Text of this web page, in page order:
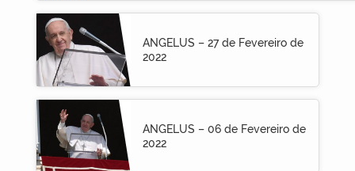
ANGELUS – 27 de Fevereiro de
2022
ANGELUS – 06 de Fevereiro de
2022